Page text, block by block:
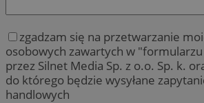
zgadzam się na przetwarzanie
osobowych zawartych w
przez Silnet Media Sp. z o.o. Sp. k.
do którego będzie wysyłane
handlowych